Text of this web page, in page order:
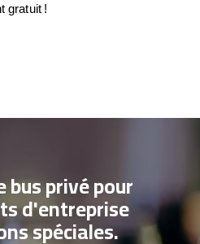
gratuit !
privé pour
d'entreprise
spéciales.